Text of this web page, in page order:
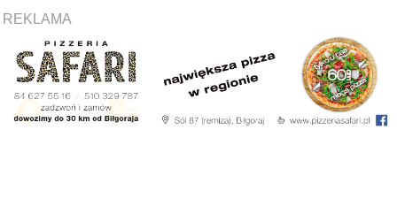
REKLAMA